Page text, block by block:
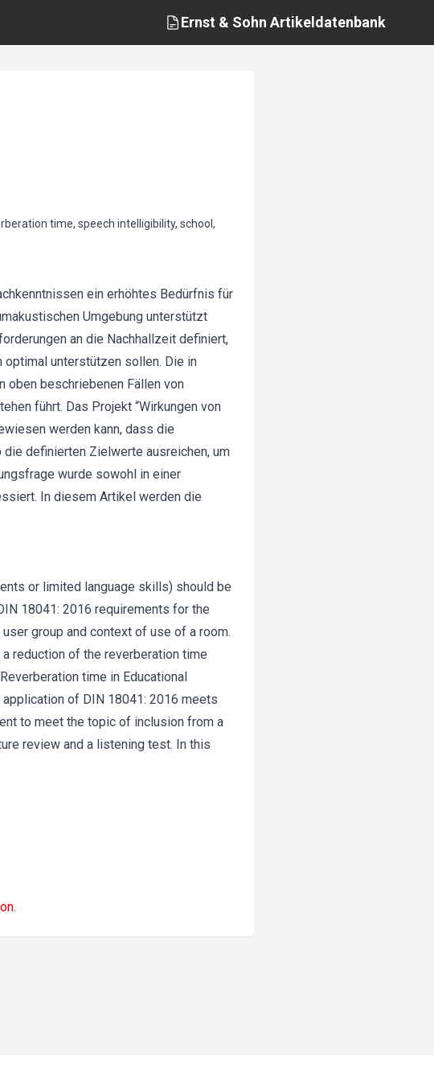
Ernst & Sohn Artikeldatenbank
time, speech intelligibility, school,
ein erhöhtes Bedürfnis für
Umgebung unterstützt
an die Nachhallzeit definiert,
optimal unterstützen sollen. Die in
oben beschriebenen Fällen von
führt. Das Projekt “Wirkungen von
werden kann, dass die
definierten Zielwerte ausreichen, um
wurde sowohl in einer
In diesem Artikel werden die
or limited language skills) should be
18041: 2016 requirements for the
group and context of use of a room.
reduction of the reverberation time
time in Educational
of DIN 18041: 2016 meets
to meet the topic of inclusion from a
review and a listening test. In this